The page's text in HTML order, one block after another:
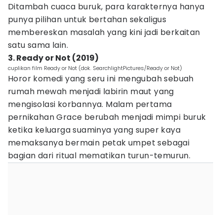
Ditambah cuaca buruk, para karakternya hanya
punya pilihan untuk bertahan sekaligus
membereskan masalah yang kini jadi berkaitan
satu sama lain.
3. Ready or Not (2019)
cuplikan film Ready or Not (dok. SearchlightPictures/Ready or Not)
Horor komedi yang seru ini mengubah sebuah
rumah mewah menjadi labirin maut yang
mengisolasi korbannya. Malam pertama
pernikahan Grace berubah menjadi mimpi buruk
ketika keluarga suaminya yang super kaya
memaksanya bermain petak umpet sebagai
bagian dari ritual mematikan turun-temurun.